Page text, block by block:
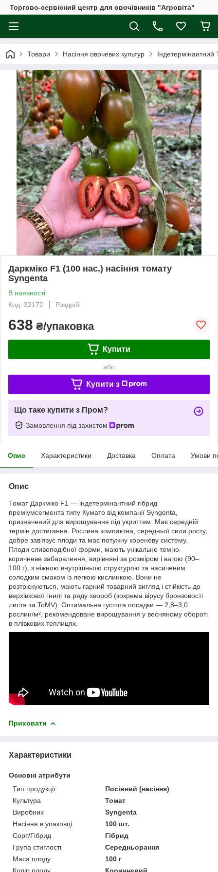
Торгово-сервісний центр для овочівників "Агровіта"
Товари Насіння овочевих культур Індетермінантний
Даркміко F1 (100 нас.) насіння томату
Syngenta
В наявності
Код: 32172
Роздріб
638 ₴/упаковка
Купити
або
Купити з
Що таке купити з Пром?
Замовлення під захистом
Опис Характеристики Доставка Оплата Умови
Опис
Томат Даркміко F1 — індетермінантний гібрид
преміумсегмента типу Кумато від компанії Syngenta,
призначений для вирощування під укриттям. Має середній
термін достигання. Рослина компактна, середньої сили росту,
добре зав’язує плоди та має потужну кореневу систему.
Плоди сливоподібної форми, мають унікальне темно-
коричневе забарвлення, вирівняні за розміром і вагою (90–
100 г), з ніжною внутрішньою структурою та насиченим
солодким смаком із легкою кислинкою. Вони не
розтріскуються, мають гарний товарний вигляд і стійкість до
верхівкової гнилі та ряду хвороб (зокрема вірусу бронзовості
листя та ToMV). Оптимальна густота посадки — 2,8–3,0
рослин/м², рекомендоване вирощування у весняному обороті
в плівкових теплицях.
Приховати
Характеристики
Основні атрибути
Тип продукції
Посівний (насіння)
Культура
Томат
Виробник
Syngenta
Насіння в упаковці
100 шт.
Сорт/Гібрид
Гібрид
Група стиглості
Середньорання
Маса плоду
100 г
Колір плоду
Коричневий